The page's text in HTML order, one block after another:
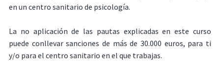
en un centro sanitario de psicología.
La no aplicación de las pautas explicadas en este curso
puede conllevar sanciones de más de 30.000 euros, para ti
y/o para el centro sanitario en el que trabajas.